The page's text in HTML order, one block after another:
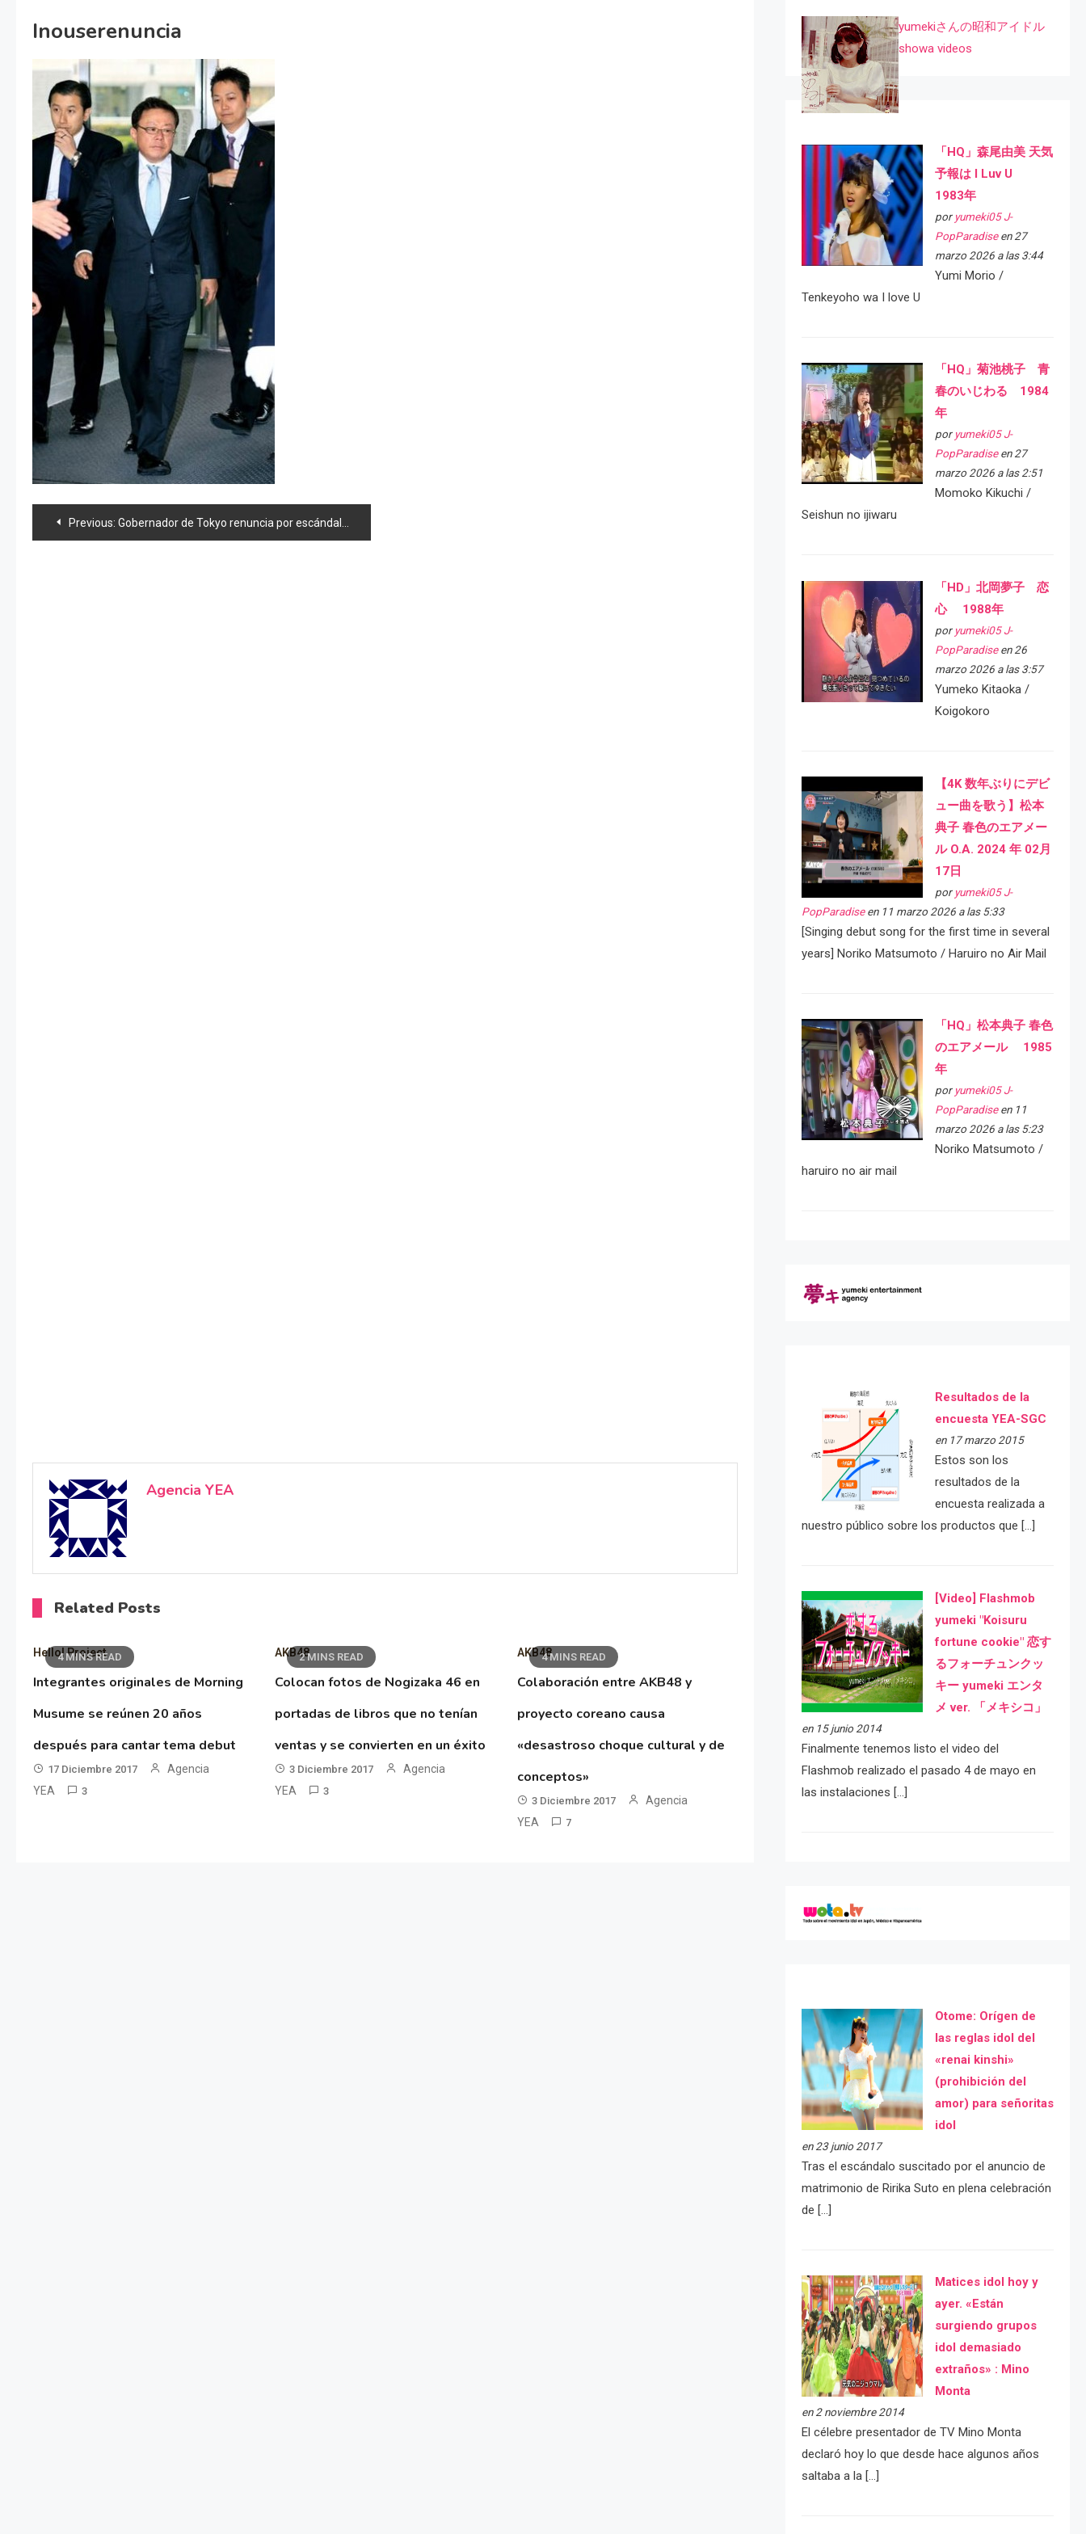
Inouserenuncia
Navegación
Previous: Gobernador de Tokyo renuncia por escándalo de dinero
Agencia YEA
Related Posts
4 MINS READ
Hello! Project
Integrantes originales de Morning
Musume se reúnen 20 años
después para cantar tema debut
17 Diciembre 2017
Agencia
YEA
3
2 MINS READ
AKB48
Colocan fotos de Nogizaka 46 en
portadas de libros que no tenían
ventas y se convierten en un éxito
3 Diciembre 2017
Agencia
YEA
3
4 MINS READ
AKB48
Colaboración entre AKB48 y
proyecto coreano causa
«desastroso choque cultural y de
conceptos»
3 Diciembre 2017
Agencia
YEA
7
yumekiさんの昭和アイドル
showa videos
「HQ」森尾由美 天気
予報は I Luv U
1983年
por yumeki05 J-
PopParadiseen 27
marzo 2026 a las 3:44
Yumi Morio /
Tenkeyoho wa I love U
「HQ」菊池桃子 青
春のいじわる 1984
年
por yumeki05 J-
PopParadiseen 27
marzo 2026 a las 2:51
Momoko Kikuchi /
Seishun no ijiwaru
「HD」北岡夢子 恋
心 1988年
por yumeki05 J-
PopParadiseen 26
marzo 2026 a las 3:57
Yumeko Kitaoka /
Koigokoro
【4K 数年ぶりにデビ
ュー曲を歌う】松本
典子 春色のエアメー
ル O.A. 2024 年 02月
17日
por yumeki05 J-
PopParadiseen 11 marzo 2026 a las 5:33
[Singing debut song for the first time in several
years] Noriko Matsumoto / Haruiro no Air Mail
「HQ」松本典子 春色
のエアメール 1985
年
por yumeki05 J-
PopParadiseen 11
marzo 2026 a las 5:23
Noriko Matsumoto /
haruiro no air mail
Resultados de la
encuesta YEA-SGC
en 17 marzo 2015
Estos son los
resultados de la
encuesta realizada a
nuestro público sobre los productos que […]
[Video] Flashmob
yumeki "Koisuru
fortune cookie" 恋す
るフォーチュンクッ
キー yumeki エンタ
メ ver. 「メキシコ」
en 15 junio 2014
Finalmente tenemos listo el video del
Flashmob realizado el pasado 4 de mayo en
las instalaciones […]
Otome: Orígen de
las reglas idol del
«renai kinshi»
(prohibición del
amor) para señoritas
idol
en 23 junio 2017
Tras el escándalo suscitado por el anuncio de
matrimonio de Ririka Suto en plena celebración
de […]
Matices idol hoy y
ayer. «Están
surgiendo grupos
idol demasiado
extraños» : Mino
Monta
en 2 noviembre 2014
El célebre presentador de TV Mino Monta
declaró hoy lo que desde hace algunos años
saltaba a la […]